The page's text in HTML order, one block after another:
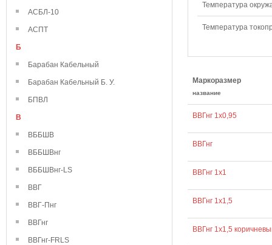
АСБЛ-10
АСПТ
Б
Барабан Кабельный
Барабан Кабельный Б. У.
БПВЛ
В
ВББШВ
ВББШВнг
ВББШВнг-LS
ВВГ
ВВГ-Пнг
ВВГнг
ВВГнг-FRLS
Температура
Температура
Маркоразмер
название
ВВГнг 1х0,95
ВВГнг
ВВГнг 1х1
ВВГнг 1х1,5
ВВГнг 1х1,5